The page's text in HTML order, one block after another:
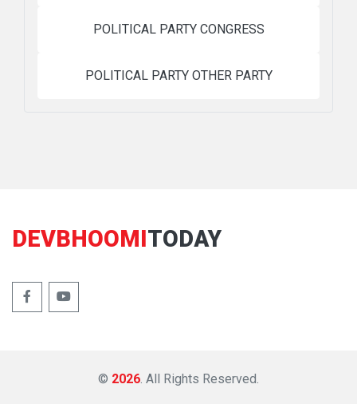
POLITICAL PARTY CONGRESS
POLITICAL PARTY OTHER PARTY
DEVBHOOMITODAY
© 2026 . All Rights Reserved.